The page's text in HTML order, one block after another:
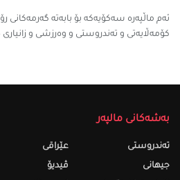
ئەم ماڵپەرە سه‌كۆیه‌كه‌ بۆ بابه‌ته‌
کۆمەڵایەتی و تەندروستی و وەرزشی و
بەشەکانی مالپەر
تەندروستى
جیهانی
عێراقی
ڤیدیۆ